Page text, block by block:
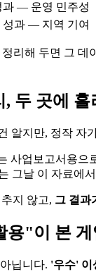
과 — 운영 민주성
성과 — 지역 기여
정리해 두면 그 데
두 곳에
알지만, 정작 자
사업보고서용으
그날 이 자료에
지 않고, 그 결과
"이 본 게
닙니다. '우수' 이